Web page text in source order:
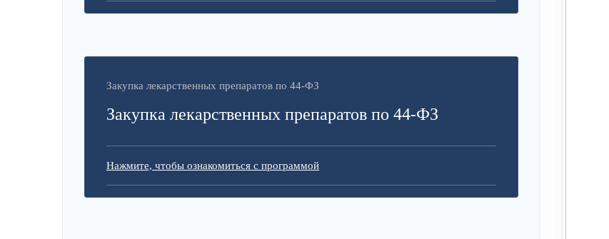
Закупка лекарственных препаратов по 44-ФЗ
Закупка лекарственных препаратов по 44-ФЗ
Нажмите, чтобы ознакомиться с программой